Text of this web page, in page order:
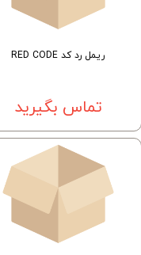
ریمل رد کد RED CODE
تماس بگیرید